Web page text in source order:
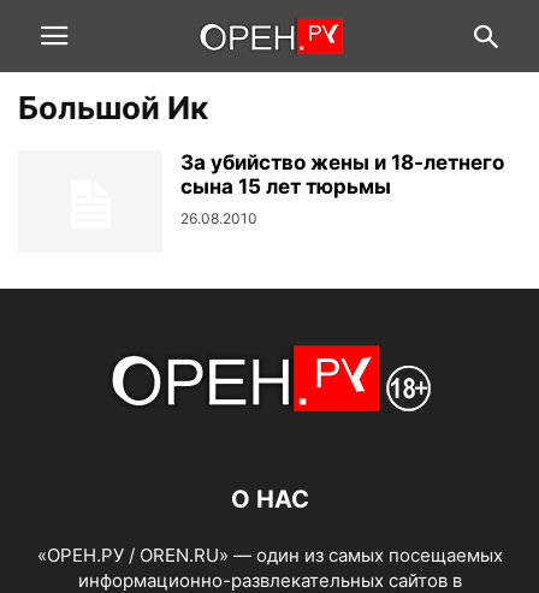
Большой Ик
За убийство жены и 18-летнего
сына 15 лет тюрьмы
26.08.2010
О НАС
«ОРЕН.РУ / OREN.RU» — один из самых посещаемых
информационно-развлекательных сайтов в